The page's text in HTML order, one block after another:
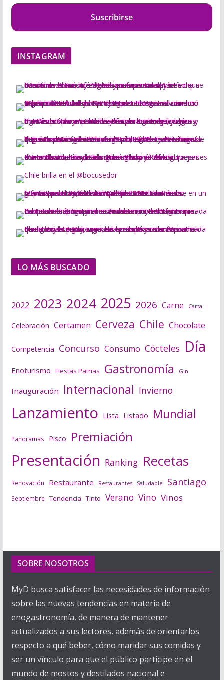
Suscribirse
INSTAGRAM
LO MÁS BUSCADO
2022 2023 2024 2025 2026 Carne Carta
Celebración Certamen Cerveza Chile Chocolate
Competencia Concurso Consumo Cócteles Día
Enoturismo Fiestas Patrias Gastronomía Gin
Inauguración Internacional Invierno
Lanzamiento Lista Listado Mundial
Panoramas Pisco Premiación
Presentación Ranking Recetas
Renovación Restaurante Restaurantes Saludable Santiago
Septiembre Tendencia Tinto Verano Vino Vinos
SOBRE NOSOTROS
MyD busca satisfacer las necesidades de información
sobre las nuevas tendencias en materia de
enogastronomía, de manera de mantener
actualizados a sus lectores, además de orientarlos
respecto a qué beber, cómo maridar sus comidas y
ser un vínculo para que el público participe en el
mundo de mostos y destilados nacional e